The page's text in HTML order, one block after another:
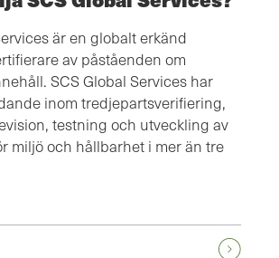
är en globalt erkänd
av påståenden om
SCS Global Services har
inom tredjepartsverifiering,
testning och utveckling av
miljö och hållbarhet i mer än tre